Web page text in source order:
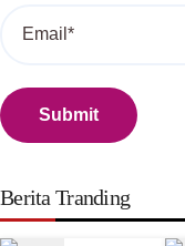
Berita Tranding